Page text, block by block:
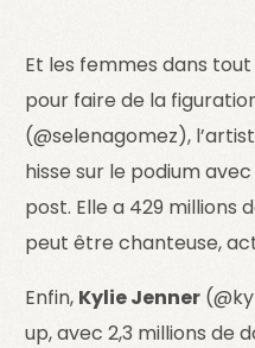
Et les femmes dans
pour faire de la
(@selenagomez),
hisse sur le podium
post. Elle a 429 millions
peut être chanteuse,
Enfin, Kylie Jenner
up, avec 2,3 millions de